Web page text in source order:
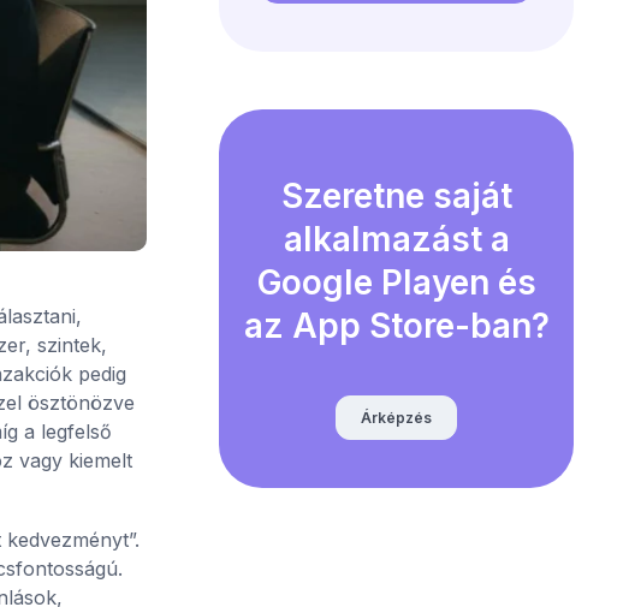
szintek,
pedig
ösztönözve
a legfelső
vagy kiemelt
Szeretne saját
alkalmazást a
Google Playen és
az App Store-ban?
Árképzés